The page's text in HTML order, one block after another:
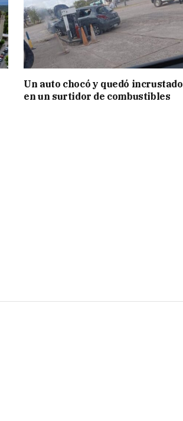
Un auto chocó y quedó incrustado
en un surtidor de combustibles